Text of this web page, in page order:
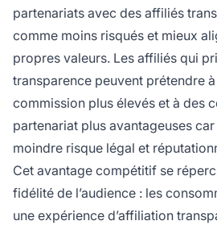
partenariats avec des affiliés
comme moins risqués et mieux
propres valeurs. Les affiliés qui
transparence peuvent prétendre
commission plus élevés et à des
partenariat plus avantageuses
moindre risque légal et
Cet avantage compétitif se
fidélité de l’audience : les
une expérience d’affiliation